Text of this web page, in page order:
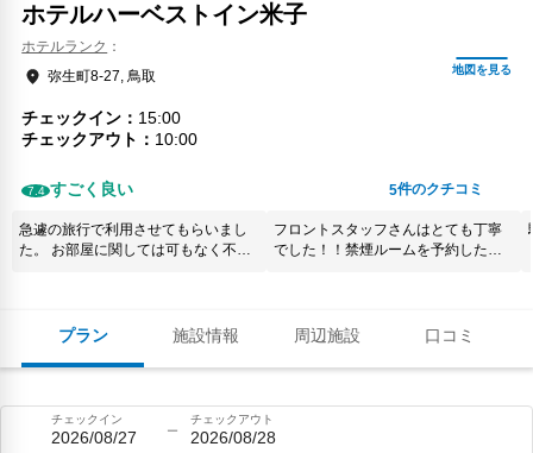
プラン 施設情報 周辺施設 口コミ
ホテルハーベストイン米子
ホテルランク
弥生町8-27, 鳥取
チェックイン
15:00
チェックアウト
10:00
7.4 すごく良い 5件のクチコミ
急遽の旅行で利用させてもらいまし
た。 お部屋に関しては可もなく不可
困りませんでした。 また機会があれ
フロントスタッフさんはとても丁寧
でした！！禁煙ルームを予約したが
でしたので多少の匂いはありました
た。ホテル内に売店等もないので少
ト支払いなので出し入れするとお金
がかかるのでチェックイン後に出か
チェックイン
2026/08/27
チェックアウト
2026/08/28